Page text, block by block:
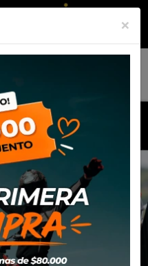
×